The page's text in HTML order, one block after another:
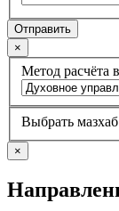
Отправить
×
Метод расчёта
Выбрать мазхаб
×